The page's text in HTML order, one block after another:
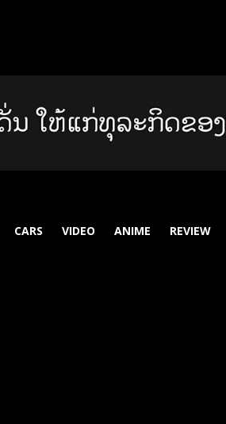
CARS VIDEO ANIME REVIEW